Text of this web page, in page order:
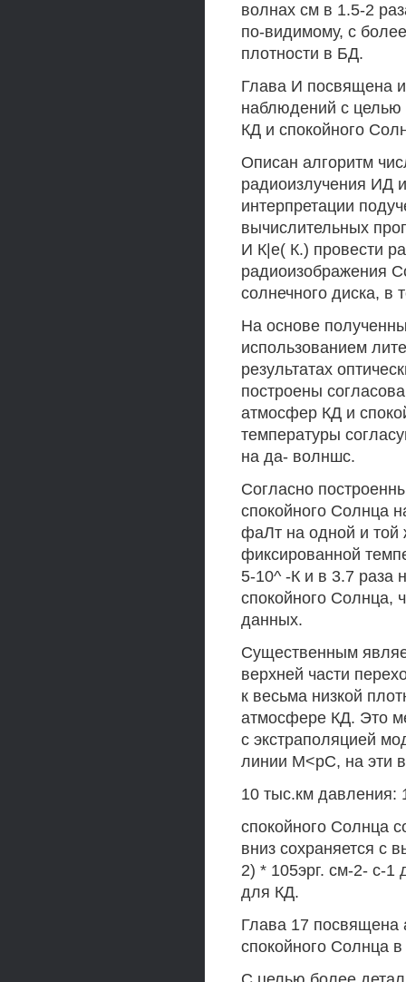
волнах см в 1.5-2
по-видимому, с
плотности в БД.
Глава И посвящена
наблюдений с целью
КД и спокойного
Описан алгоритм
радиоизлучения ИД
интерпретации
вычислительных
И К|е( К.) провести
радиоизображения
солнечного диска, в
На основе
использованием
результатах
построены
атмосфер КД и
температуры
на да- волншс.
Согласно
спокойного Солнца
фаЛт на одной и той
фиксированной
5-10^ -К и в 3.7 раза
спокойного Солнца,
данных.
Существенным
верхней части
к весьма низкой
атмосфере КД. Это
с экстраполяцией
линии М<рС, на эти
10 тыс.км давления:
спокойного Солнца
вниз сохраняется с
2) * 105эрг. см-2- с-1
для КД.
Глава 17 посвящена
спокойного Солнца